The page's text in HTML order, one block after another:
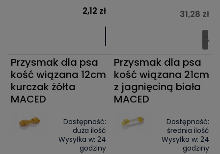
2,12 zł 31,28 zł
Przysmak dla psa
kość wiązana 12cm
kurczak żółta
MACED
Dostępność:
duża ilość
Wysyłka w: 24
godziny
Przysmak dla psa
kość wiązana 21cm
z jagnięciną biała
MACED
Dostępność:
średnia ilość
Wysyłka w: 24
godziny